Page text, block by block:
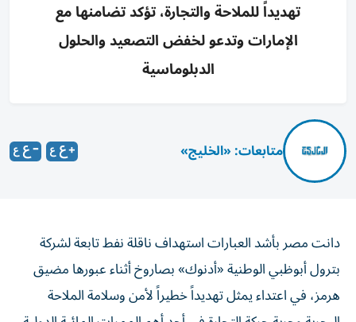
تهديداً للملاحة والتجارة، تؤكد تضامنها مع
الإمارات وتدعو لخفض التصعيد والحلول
الدبلوماسية
متابعات: «الخليج»
دانت مصر بأشد العبارات استهداف ناقلة نفط تابعة لشركة
بترول أبوظبي الوطنية «أدنوك» بصاروخ أثناء عبورها مضيق
هرمز، في اعتداء يمثل تهديداً خطيراً لأمن وسلامة الملاحة
البحرية وحرية حركة التجارة في أحد أهم الممرات المائية الدولية.